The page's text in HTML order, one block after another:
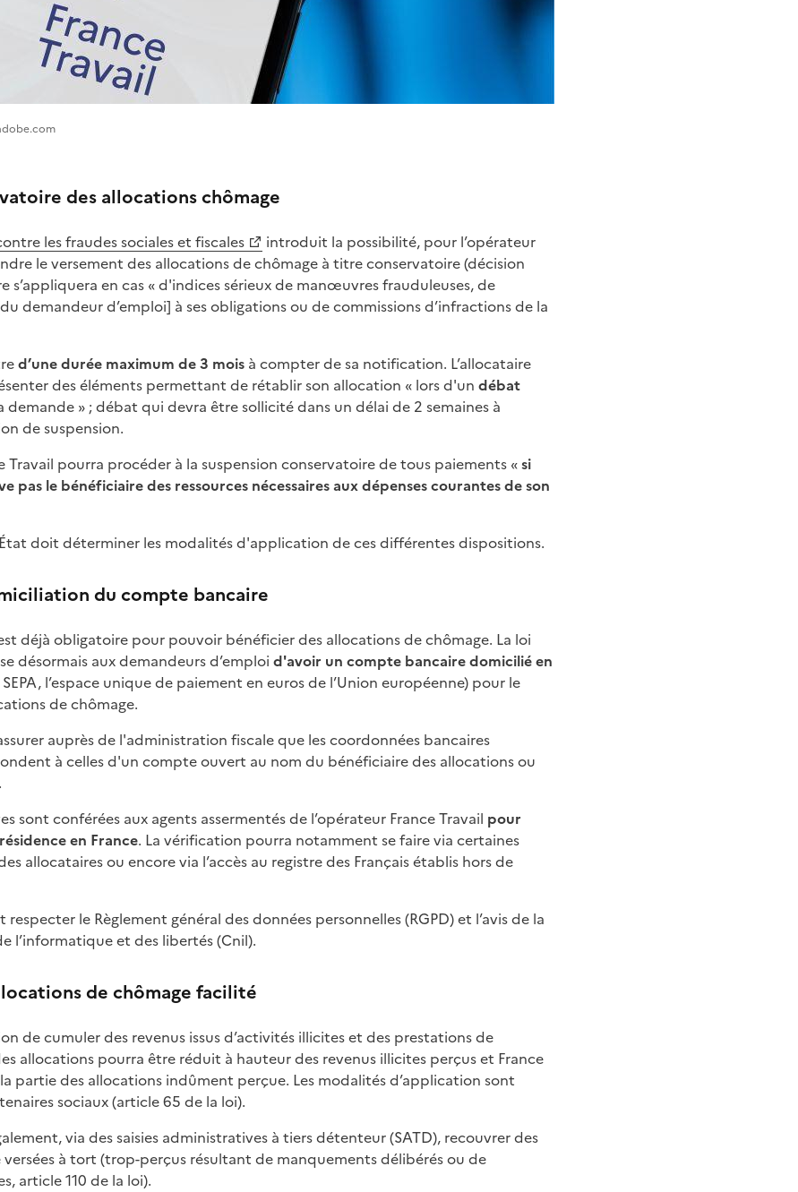
des allocations chômage
les fraudes sociales et fiscales
introduit la possibilité, pour l’opérateur
le versement des allocations de chômage à titre conservatoire (décision
s’appliquera en cas « d'indices sérieux de manœuvres frauduleuses, de
demandeur d’emploi] à ses obligations ou de commissions d’infractions de la
d’une durée maximum de 3 mois à compter de sa notification. L’allocataire
des éléments permettant de rétablir son allocation « lors d'un débat
demande » ; débat qui devra être sollicité dans un délai de 2 semaines à
de suspension.
Travail pourra procéder à la suspension conservatoire de tous paiements «si
pas le bénéficiaire des ressources nécessaires aux dépenses courantes de son
doit déterminer les modalités d'application de ces différentes dispositions.
du compte bancaire
déjà obligatoire pour pouvoir bénéficier des allocations de chômage. La loi
désormais aux demandeurs d’emploi d'avoir un compte bancaire domicilié en
l’espace unique de paiement en euros de l’Union européenne) pour le
de chômage.
auprès de l'administration fiscale que les coordonnées bancaires
à celles d'un compte ouvert au nom du bénéficiaire des allocations ou
sont conférées aux agents assermentés de l’opérateur France Travail pour
en France. La vérification pourra notamment se faire via certaines
allocataires ou encore via l’accès au registre des Français établis hors de
le Règlement général des données personnelles (RGPD) et l’avis de la
l’informatique et des libertés (Cnil).
de chômage facilité
de cumuler des revenus issus d’activités illicites et des prestations de
allocations pourra être réduit à hauteur des revenus illicites perçus et France
partie des allocations indûment perçue. Les modalités d’application sont
sociaux (article 65 de la loi).
via des saisies administratives à tiers détenteur (SATD), recouvrer des
à tort (trop-perçus résultant de manquements délibérés ou de
article 110 de la loi).